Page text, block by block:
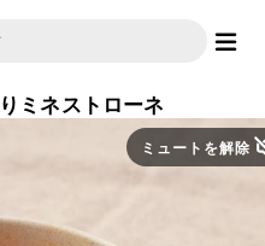
ミネストローネ
ミュートを解除